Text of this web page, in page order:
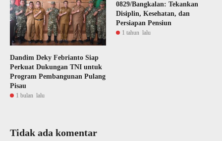
Dandim Deky Febrianto Siap
Perkuat Dukungan TNI untuk
Program Pembangunan Pulang
Pisau
1 bulan lalu
0829/Bangkalan: Tekankan
Disiplin, Kesehatan, dan
Persiapan Pensiun
1 tahun lalu
Tidak ada komentar